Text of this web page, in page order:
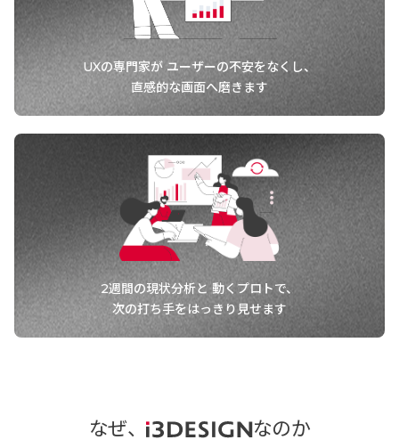
UXの専門家が ユーザーの不安をなくし、
直感的な画面へ磨きます
2週間の現状分析と 動くプロトで、
次の打ち手をはっきり見せます
なぜ、 なのか